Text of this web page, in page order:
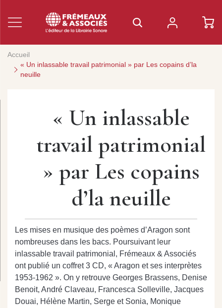
Accueil
« Un inlassable travail patrimonial » par Les copains d’la
neuille
« Un inlassable
travail patrimonial
» par Les copains
d’la neuille
Les mises en musique des poèmes d’Aragon sont
nombreuses dans les bacs. Poursuivant leur
inlassable travail patrimonial, Frémeaux & Associés
ont publié un coffret 3 CD, « Aragon et ses interprètes
1953-1962 ». On y retrouve Georges Brassens, Denise
Benoit, André Claveau, Francesca Solleville, Jacques
Douai, Hélène Martin, Serge et Sonia, Monique